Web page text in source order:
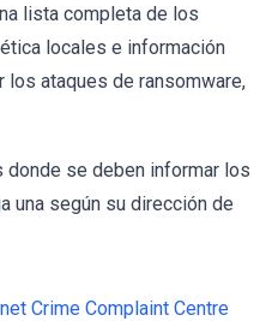
lista completa de los
locales e información
ataques de ransomware,
se deben informar los
una según su dirección de
Crime Complaint Centre